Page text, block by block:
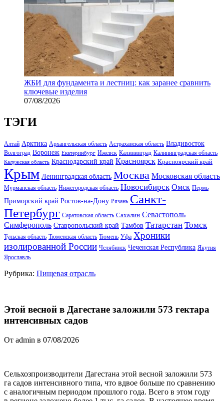
ЖБИ для фундамента и лестниц: как заранее сравнить
ключевые изделия
07/08/2026
ТЭГИ
Алтай Арктика Архангельская область Астраханская область Владивосток
Волгоград Воронеж Екатеринбург Ижевск Калининград Калининградская область
Калужская область Краснодарский край Красноярск Красноярский край
Крым Ленинградская область Москва Московская область
Мурманская область Нижегородская область Новосибирск Омск Пермь
Приморский край Ростов-на-Дону Рязань Санкт-
Петербург Саратовская область Сахалин Севастополь
Симферополь Ставропольский край Тамбов Татарстан Томск
Тульская область Тюменская область Тюмень Уфа Хроники
изолированной России Челябинск Чеченская Республика Якутия
Ярославль
Рубрика: Пищевая отрасль
Этой весной в Дагестане заложили 573 гектара
интенсивных садов
От admin в 07/08/2026
Сельхозпроизводители Дагестана этой весной заложили 573
га садов интенсивного типа, что вдвое больше по сравнению
с аналогичным периодом прошлого года. Всего в этом году